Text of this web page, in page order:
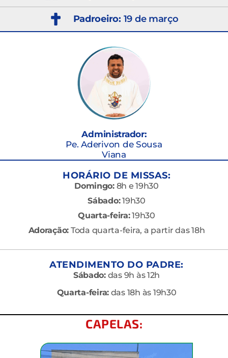
Padroeiro: 19 de março
Administrador:
Pe. Aderivon de Sousa
Viana
HORÁRIO DE MISSAS:
Domingo:8h e 19h30
Sábado:19h30
Quarta-feira:19h30
Adoração: Toda quarta-feira, a partir das 18h
ATENDIMENTO DO PADRE:
Sábado:das 9h às 12h
Quarta-feira: das 18h às 19h30
CAPELAS: